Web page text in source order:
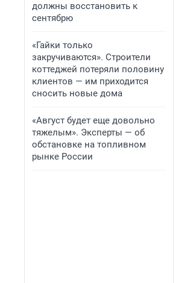
должны восстановить к
сентябрю
«Гайки только
закручиваются». Строители
коттеджей потеряли половину
клиентов — им приходится
сносить новые дома
«Август будет еще довольно
тяжелым». Эксперты — об
обстановке на топливном
рынке России